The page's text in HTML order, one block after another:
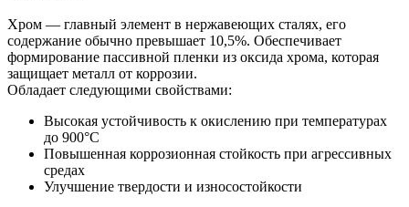
Хром — главный элемент в нержавеющих сталях, его
содержание обычно превышает 10,5%. Обеспечивает
формирование пассивной пленки из оксида хрома, которая
защищает металл от коррозии.
Обладает следующими свойствами:
Высокая устойчивость к окислению при температурах
до 900°C
Повышенная коррозионная стойкость при агрессивных
средах
Улучшение твердости и износостойкости